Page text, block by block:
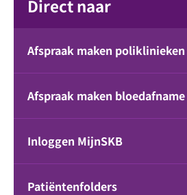
Direct naar
Afspraak maken
Afspraak maken bloedafname
Inloggen MijnSKB
Patiëntenfolders